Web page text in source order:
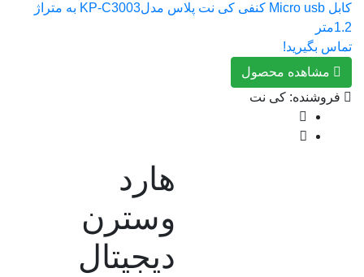
کابل Micro usb کنفی کی نت پلاس مدلKP-C3003 به متراژ
1.2متر
تماس بگیرید!
مشاهده محصول
فروشنده: کی نت
هارد
وسترن
دیجیتال